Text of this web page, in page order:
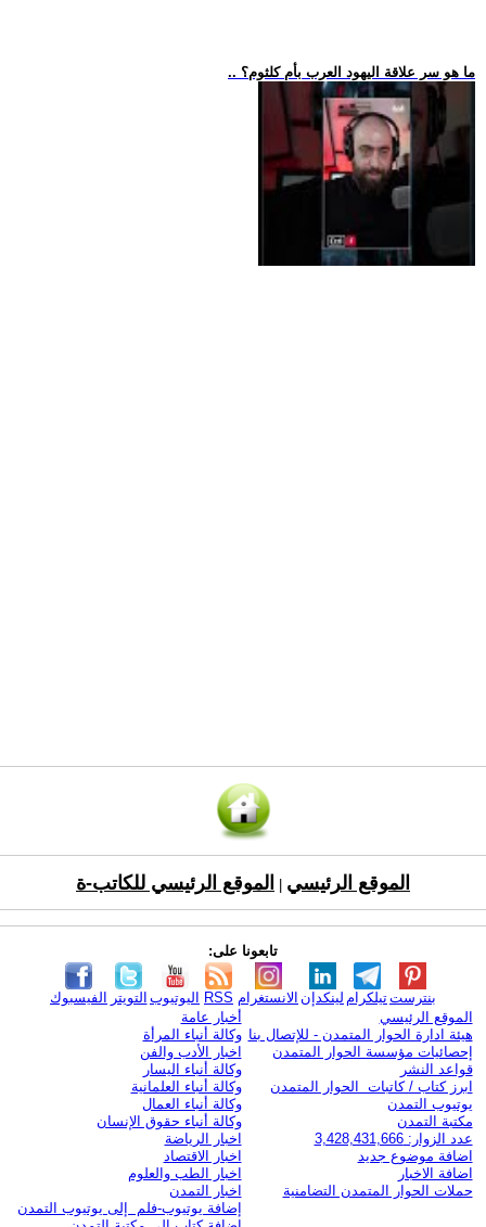
.. ما هو سر علاقة اليهود العرب بأم كلثوم؟
الموقع الرئيسي الموقع الرئيسي للكاتب-ة
تابعونا على:
الفيسبوك التويتر اليوتيوب RSS الانستغرام لينكدإن تيلكرامبنترست
الموقع الرئيسي
هيئة ادارة الحوار المتمدن - للإتصال بنا
إحصائيات مؤسسة الحوار المتمدن
قواعد النشر
ابرز كتاب / كاتبات الحوار المتمدن
يوتيوب التمدن
مكتبة التمدن
عدد الزوار: 3,428,431,666
اضافة موضوع جديد
اضافة الاخبار
حملات الحوار المتمدن التضامنية
أخبار عامة
وكالة أنباء المرأة
اخبار الأدب والفن
وكالة أنباء اليسار
وكالة أنباء العلمانية
وكالة أنباء العمال
وكالة أنباء حقوق الإنسان
اخبار الرياضة
اخبار الاقتصاد
اخبار الطب والعلوم
اخبار التمدن
إضافة يوتيوب-فلم إلى يوتيوب التمدن